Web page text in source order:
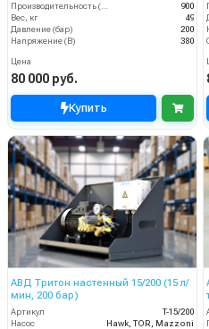
900
Вес, кг
49
Давление (бар)
200
Напряжение (В)
380
Цена
80 000 руб.
Купить
АВД Тритон настенный 15/200 (15 л/
мин, 200 бар)
Артикул
T-15/200
Насос
Hawk, TOR, Mazzoni